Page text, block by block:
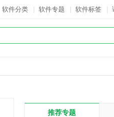
软件分类 软件专题 软件标签
推荐专题